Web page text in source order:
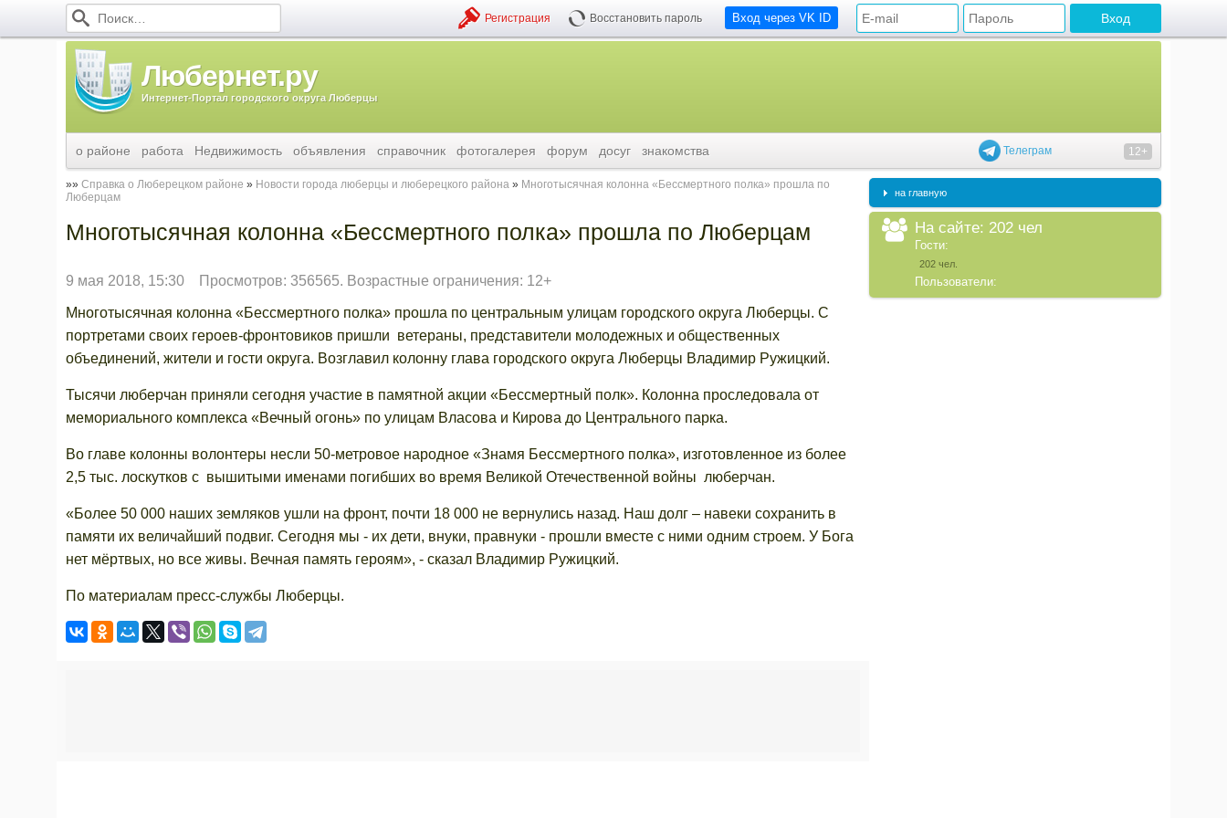
Вход через VK ID
Регистрация Восстановить пароль
Любернет.ру
Интернет-Портал городского округа Люберцы
Телеграм 12+
о районе работа Недвижимость объявления справочник фотогалерея форум досуг знакомства
Справка о Люберецком районе Новости города люберцы и люберецкого района
Многотысячная колонна «Бессмертного полка» прошла по
Люберцам
Многотысячная колонна «Бессмертного полка» прошла по Люберцам
9 мая 2018, 15:30 Просмотров: 356565. Возрастные ограничения: 12+
Многотысячная колонна «Бессмертного полка» прошла по центральным улицам городского округа Люберцы. С
портретами своих героев-фронтовиков пришли ветераны, представители молодежных и общественных
объединений, жители и гости округа. Возглавил колонну глава городского округа Люберцы Владимир Ружицкий.
Тысячи люберчан приняли сегодня участие в памятной акции «Бессмертный полк». Колонна проследовала от
мемориального комплекса «Вечный огонь» по улицам Власова и Кирова до Центрального парка.
Во главе колонны волонтеры несли 50-метровое народное «Знамя Бессмертного полка», изготовленное из более
2,5 тыс. лоскутков с вышитыми именами погибших во время Великой Отечественной войны люберчан.
«Более 50 000 наших земляков ушли на фронт, почти 18 000 не вернулись назад. Наш долг – навеки сохранить в
памяти их величайший подвиг. Сегодня мы - их дети, внуки, правнуки - прошли вместе с ними одним строем. У Бога
нет мёртвых, но все живы. Вечная память героям», - сказал Владимир Ружицкий.
По материалам пресс-службы Люберцы.
на главную
На сайте: 202 чел
Гости:
202 чел.
Пользователи: